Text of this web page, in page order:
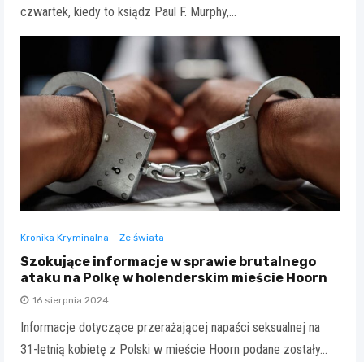
czwartek, kiedy to ksiądz Paul F. Murphy,…
Kronika Kryminalna Ze świata
Szokujące informacje w sprawie brutalnego
ataku na Polkę w holenderskim mieście Hoorn
16 sierpnia 2024
Informacje dotyczące przerażającej napaści seksualnej na
31-letnią kobietę z Polski w mieście Hoorn podane zostały…